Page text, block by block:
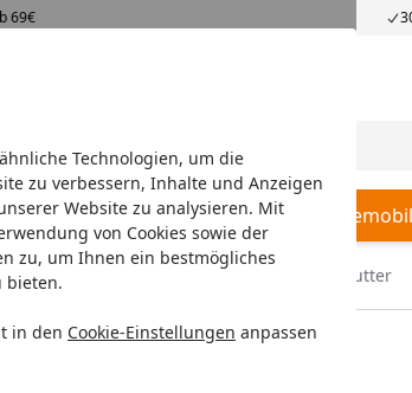
Technologien, um die
zu verbessern, Inhalte und Anzeigen
Website zu analysieren. Mit
von Cookies sowie der
zu, um Ihnen ein bestmögliches
bieten.
in den Cookie-Einstellungen anpassen
69€
Sommerhits Suche
& Co Hundeschlafplätze
Dog's Love Lachs/Forelle Hundetrockenfutter